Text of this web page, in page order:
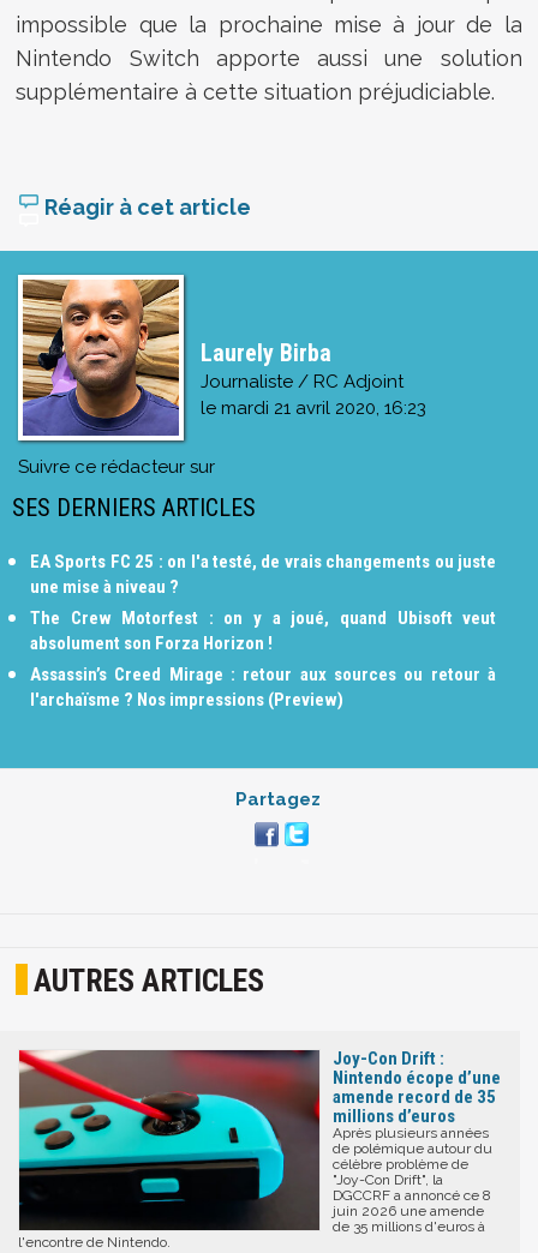
impossible que la prochaine mise à jour de la
Nintendo Switch apporte aussi une solution
supplémentaire à cette situation préjudiciable.
Réagir à cet article
Laurely Birba
Journaliste / RC Adjoint
le mardi 21 avril 2020, 16:23
Suivre ce rédacteur sur
SES DERNIERS ARTICLES
EA Sports FC 25 : on l'a testé, de vrais changements ou juste
une mise à niveau ?
The Crew Motorfest : on y a joué, quand Ubisoft veut
absolument son Forza Horizon !
Assassin’s Creed Mirage : retour aux sources ou retour à
l'archaïsme ? Nos impressions (Preview)
Partagez
AUTRES ARTICLES
Joy-Con Drift :
Nintendo écope d’une
amende record de 35
millions d’euros
Après plusieurs années
de polémique autour du
célèbre problème de
"Joy-Con Drift", la
DGCCRF a annoncé ce 8
juin 2026 une amende
de 35 millions d'euros à
l'encontre de Nintendo.